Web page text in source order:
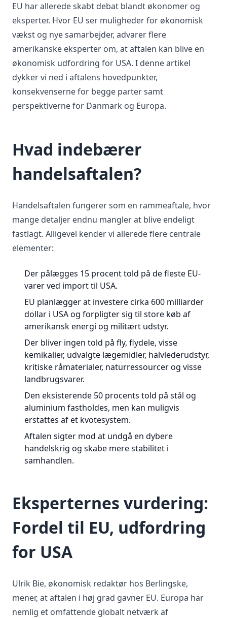
EU har allerede skabt debat blandt økonomer og
eksperter. Hvor EU ser muligheder for økonomisk
vækst og nye samarbejder, advarer flere
amerikanske eksperter om, at aftalen kan blive en
økonomisk udfordring for USA. I denne artikel
dykker vi ned i aftalens hovedpunkter,
konsekvenserne for begge parter samt
perspektiverne for Danmark og Europa.
Hvad indebærer
handelsaftalen?
Handelsaftalen fungerer som en rammeaftale, hvor
mange detaljer endnu mangler at blive endeligt
fastlagt. Alligevel kender vi allerede flere centrale
elementer:
Der pålægges 15 procent told på de fleste EU-
varer ved import til USA.
EU planlægger at investere cirka 600 milliarder
dollar i USA og forpligter sig til store køb af
amerikansk energi og militært udstyr.
Der bliver ingen told på fly, flydele, visse
kemikalier, udvalgte lægemidler, halvlederudstyr,
kritiske råmaterialer, naturressourcer og visse
landbrugsvarer.
Den eksisterende 50 procents told på stål og
aluminium fastholdes, men kan muligvis
erstattes af et kvotesystem.
Aftalen sigter mod at undgå en dybere
handelskrig og skabe mere stabilitet i
samhandlen.
Eksperternes vurdering:
Fordel til EU, udfordring
for USA
Ulrik Bie, økonomisk redaktør hos Berlingske,
mener, at aftalen i høj grad gavner EU. Europa har
nemlig et omfattende globalt netværk af